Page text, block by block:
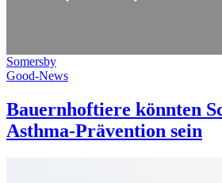
Somersby
Good-News
Bauernhoftiere könnten
Asthma-Prävention sein